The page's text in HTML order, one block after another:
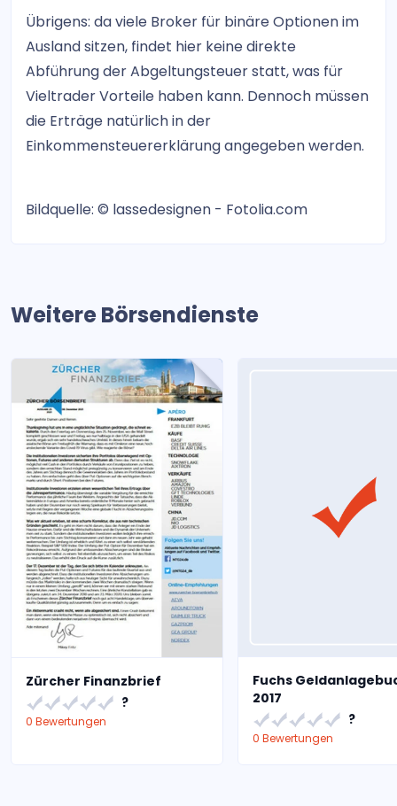
Übrigens: da viele Broker für binäre Optionen im
Ausland sitzen, findet hier keine direkte
Abführung der Abgeltungsteuer statt, was für
Vieltrader Vorteile haben kann. Dennoch müssen
die Erträge natürlich in der
Einkommensteuererklärung angegeben werden.
Bildquelle: © lassedesignen - Fotolia.com
Weitere Börsendienste
Zürcher Finanzbrief
?
0 Bewertungen
Fuchs
2017
?
0 Bewertungen